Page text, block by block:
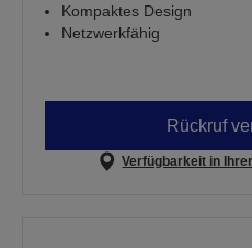
Kompaktes Design
Netzwerkfähig
Rückruf
Verfügbarkeit in